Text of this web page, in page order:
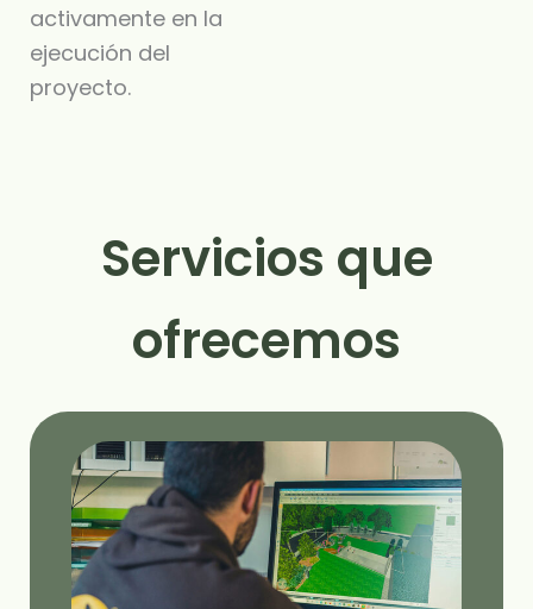
activamente en la
ejecución del
proyecto.
Servicios que
ofrecemos